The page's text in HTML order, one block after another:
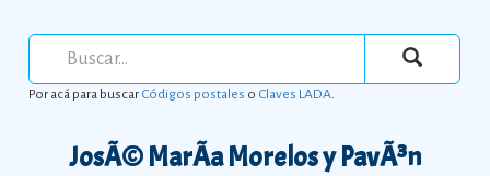
Por acá para buscarCódigos postales o Claves LADA.
JosÃ© MarÃ­a Morelos y PavÃ³n